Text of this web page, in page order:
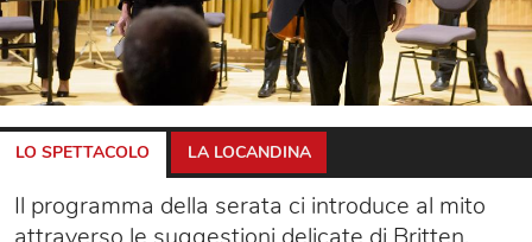
LO SPETTACOLO LA LOCANDINA
Il programma della serata ci introduce al mito